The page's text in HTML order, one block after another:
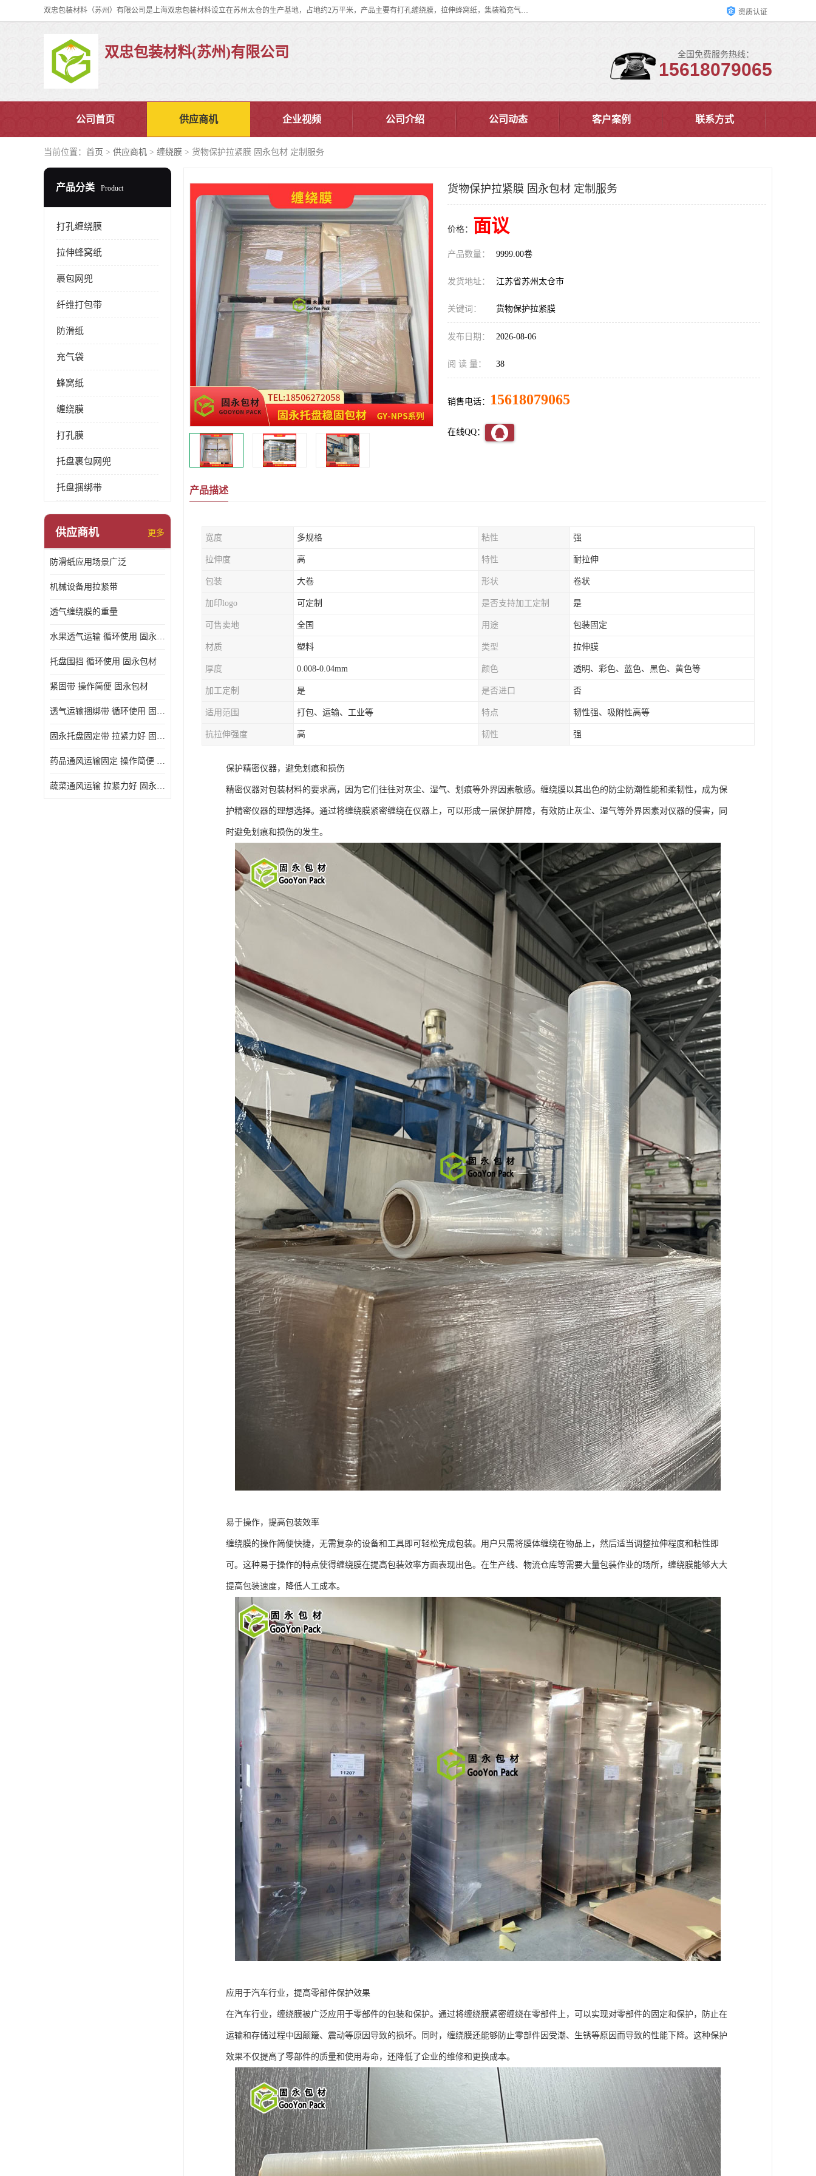
双忠包装材料（苏州）有限公司是上海双忠包装材料设立在苏州太仓的生产基地，占地约2万平米，产品主要有打孔缠绕膜，拉伸蜂窝纸，集装箱充气袋，滑托板，打包带，裹包网兜，防滑纸等箱体和托盘的运输和保护性包材。固永包材®，GooYon Pack®，是我们保护性包装材料的专属品牌。 资质认证
双忠包装材料(苏州)有限公司 全国免费服务热线：
15618079065
公司首页 供应商机 企业视频 公司介绍 公司动态 客户案例 联系方式
当前位置： 首页 > 供应商机 > 缠绕膜 > 货物保护拉紧膜 固永包材 定制服务
产品分类 Product
打孔缠绕膜
拉伸蜂窝纸
裹包网兜
纤维打包带
防滑纸
充气袋
蜂窝纸
缠绕膜
打孔膜
托盘裹包网兜
托盘捆绑带
供应商机 更多
防滑纸应用场景广泛
机械设备用拉紧带
透气缠绕膜的重量
水果透气运输 循环使用 固永包材
托盘围挡 循环使用 固永包材
紧固带 操作简便 固永包材
透气运输捆绑带 循环使用 固永包材
固永托盘固定带 拉紧力好 固永包材
药品通风运输固定 操作简便 固永包材
蔬菜通风运输 拉紧力好 固永包材
货物保护拉紧膜 固永包材 定制服务
价格： 面议
产品数量： 9999.00卷
发货地址： 江苏省苏州太仓市
关键词： 货物保护拉紧膜
发布日期： 2026-08-06
阅 读 量： 38
销售电话： 15618079065
在线QQ：
产品描述
宽度 多规格 粘性 强
拉伸度 高 特性 耐拉伸
包装 大卷 形状 卷状
加印logo 可定制 是否支持加工定制 是
可售卖地 全国 用途 包装固定
材质 塑料 类型 拉伸膜
厚度 0.008-0.04mm 颜色 透明、彩色、蓝色、黑色、黄色等
加工定制 是 是否进口 否
适用范围 打包、运输、工业等 特点 韧性强、吸附性高等
抗拉伸强度 高 韧性 强
保护精密仪器，避免划痕和损伤
精密仪器对包装材料的要求高，因为它们往往对灰尘、湿气、划痕等外界因素敏感。缠绕膜以其出色的防尘防潮性能和柔韧性，成为保
护精密仪器的理想选择。通过将缠绕膜紧密缠绕在仪器上，可以形成一层保护屏障，有效防止灰尘、湿气等外界因素对仪器的侵害，同
时避免划痕和损伤的发生。
易于操作，提高包装效率
缠绕膜的操作简便快捷，无需复杂的设备和工具即可轻松完成包装。用户只需将膜体缠绕在物品上，然后适当调整拉伸程度和粘性即
可。这种易于操作的特点使得缠绕膜在提高包装效率方面表现出色。在生产线、物流仓库等需要大量包装作业的场所，缠绕膜能够大大
提高包装速度，降低人工成本。
应用于汽车行业，提高零部件保护效果
在汽车行业，缠绕膜被广泛应用于零部件的包装和保护。通过将缠绕膜紧密缠绕在零部件上，可以实现对零部件的固定和保护，防止在
运输和存储过程中因颠簸、震动等原因导致的损坏。同时，缠绕膜还能够防止零部件因受潮、生锈等原因而导致的性能下降。这种保护
效果不仅提高了零部件的质量和使用寿命，还降低了企业的维修和更换成本。